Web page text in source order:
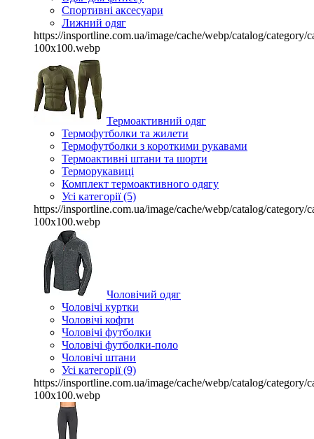
Спортивні аксесуари
Лижний одяг
https://insportline.com.ua/image/cache/webp/catalog/category/
100x100.webp
Термоактивний одяг
Термофутболки та жилети
Термофутболки з короткими рукавами
Термоактивні штани та шорти
Терморукавиці
Комплект термоактивного одягу
Усі категорії (5)
https://insportline.com.ua/image/cache/webp/catalog/category/
100x100.webp
Чоловічий одяг
Чоловічі куртки
Чоловічі кофти
Чоловічі футболки
Чоловічі футболки-поло
Чоловічі штани
Усі категорії (9)
https://insportline.com.ua/image/cache/webp/catalog/category/
100x100.webp